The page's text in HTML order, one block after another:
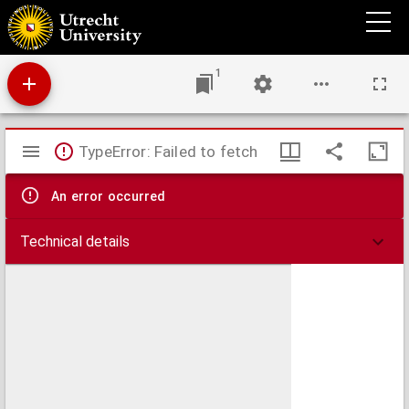
Arrest de la covr de Parlement de Rennes en Bretagne, contre le nommé Iulles Mazarin,
& ses fauteurs & adherans, par lequel ils sont tous declarez criminels de leze majesté,
tous leurs biens acquis & confisquez.
1
Mirador
viewer
TypeError: Failed to fetch
An error occurred
Technical details